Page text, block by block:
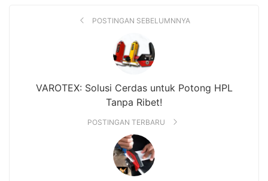
POSTINGAN SEBELUMNNYA
VAROTEX: Solusi Cerdas untuk Potong HPL
Tanpa Ribet!
POSTINGAN TERBARU